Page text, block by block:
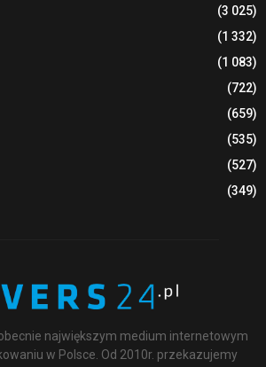
(3 025)
(1 332)
(1 083)
(722)
(659)
(535)
(527)
(349)
największym medium internetowym
w Polsce. Od 2010r. przekazujemy